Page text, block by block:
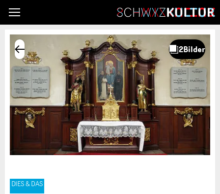
DIES & DAS